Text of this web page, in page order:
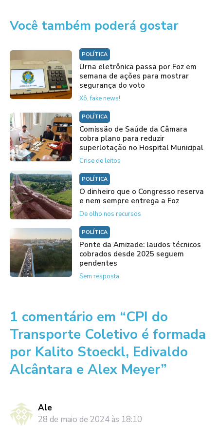
Você também poderá gostar
POLÍTICA
Urna eletrônica passa por Foz em
semana de ações para mostrar
segurança do voto
Xô, fake news!
POLÍTICA
Comissão de Saúde da Câmara
cobra plano para reduzir
superlotação no Hospital Municipal
Crise de leitos
POLÍTICA
O dinheiro que o Congresso reserva
e nem sempre entrega a Foz
De olho nos recursos
POLÍTICA
Ponte da Amizade: laudos técnicos
cobrados desde 2025 seguem
pendentes
Sem resposta
1 comentário em “CPI do
Transporte Coletivo é formada
por Kalito Stoeckl, Edivaldo
Alcântara e Alex Meyer”
Ale
28 de maio de 2024 às 18:10